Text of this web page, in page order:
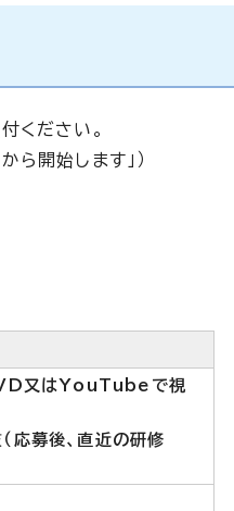
ください。
開始します」）
又はYouTubeで視
（応募後、直近の研修